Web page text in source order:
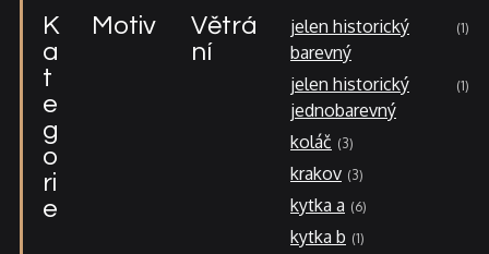
K
a
t
e
g
o
ri
e
Motiv
Větrá
ní
jelen historický
barevný
1
jelen historický
jednobarevný
1
koláč 3
krakov 3
kytka a 6
kytka b 1